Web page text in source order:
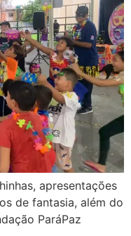
apresentações
de fantasia, além do
ParáPaz